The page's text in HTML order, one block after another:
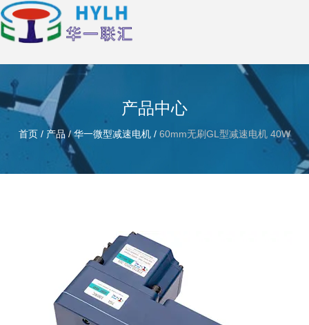
产品中心
首页 / 产品 /华一微型减速电机 / 60mm无刷GL型减速电机 40W